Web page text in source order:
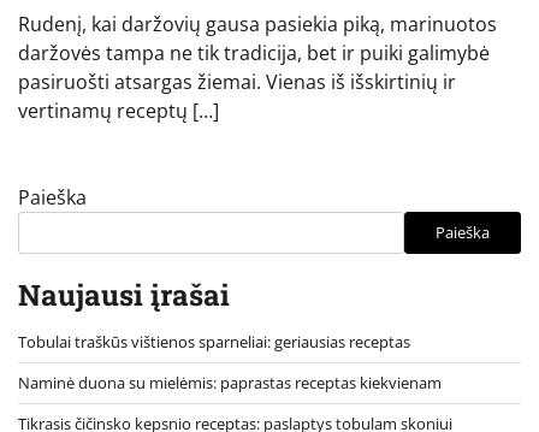
Rudenį, kai daržovių gausa pasiekia piką, marinuotos
daržovės tampa ne tik tradicija, bet ir puiki galimybė
pasiruošti atsargas žiemai. Vienas iš išskirtinių ir
vertinamų receptų […]
Paieška
Paieška
Naujausi įrašai
Tobulai traškūs vištienos sparneliai: geriausias receptas
Naminė duona su mielėmis: paprastas receptas kiekvienam
Tikrasis čičinsko kepsnio receptas: paslaptys tobulam skoniui